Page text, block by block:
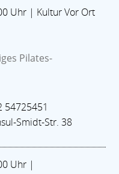
Uhr | Kultur Vor Ort
Pilates-
54725451
Smidt-Str. 38
Uhr |